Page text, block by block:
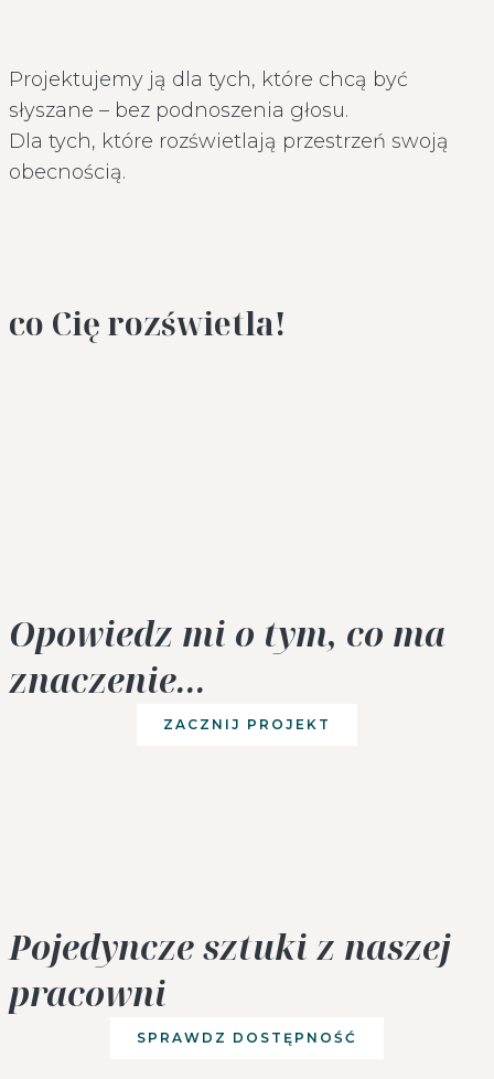
Projektujemy ją dla tych, które chcą być
słyszane – bez podnoszenia głosu.
Dla tych, które rozświetlają przestrzeń swoją
obecnością.
co Cię rozświetla!
Opowiedz mi o tym, co ma
znaczenie...
ZACZNIJ PROJEKT
Pojedyncze sztuki z naszej
pracowni
SPRAWDZ DOSTĘPNOŚĆ